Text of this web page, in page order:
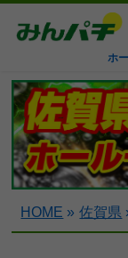
ホ
HOME » 佐賀県